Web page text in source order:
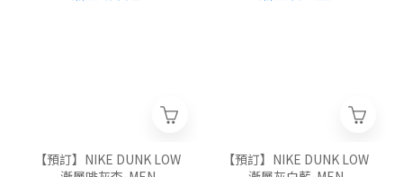
【預訂】NIKE DUNK LOW
【預訂】NIKE DUNK LOW